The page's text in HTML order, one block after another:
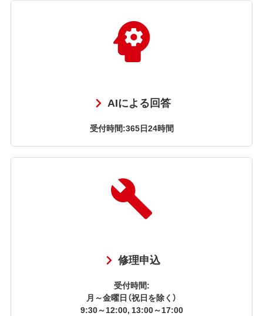
AIによる回答
受付時間:365日24時間
修理申込
受付時間:
月～金曜日（祝日を除く）
9:30～12:00, 13:00～17:00